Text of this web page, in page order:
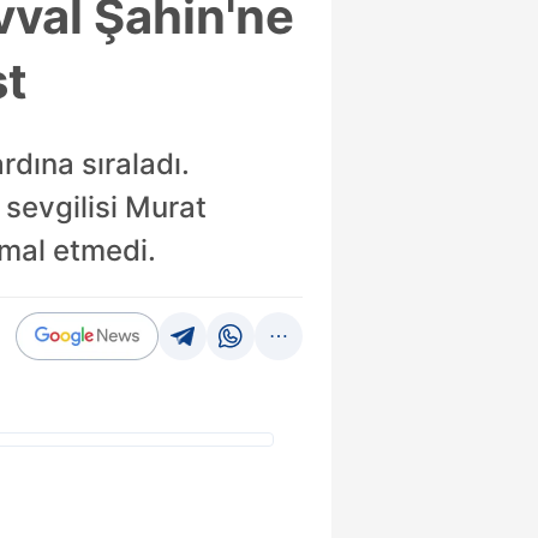
Şahin'ne
sıraladı.
Murat
etmedi.